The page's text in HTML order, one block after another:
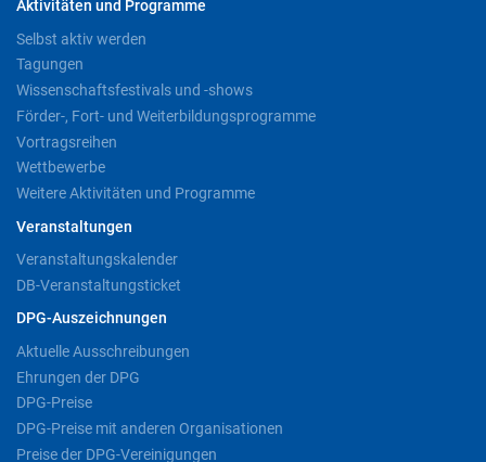
Aktivitäten und Programme
Selbst aktiv werden
Tagungen
Wissenschaftsfestivals und -shows
Förder-, Fort- und Weiterbildungsprogramme
Vortragsreihen
Wettbewerbe
Weitere Aktivitäten und Programme
Veranstaltungen
Veranstaltungskalender
DB-Veranstaltungsticket
DPG-Auszeichnungen
Aktuelle Ausschreibungen
Ehrungen der DPG
DPG-Preise
DPG-Preise mit anderen Organisationen
Preise der DPG-Vereinigungen